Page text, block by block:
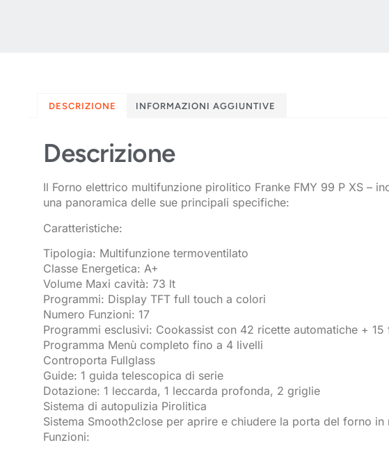
DESCRIZIONE INFORMAZIONI AGGIUNTIVE
Descrizione
Il Forno elettrico multifunzione pirolitico Franke FMY 99 P XS –
una panoramica delle sue principali specifiche:
Caratteristiche:
Tipologia: Multifunzione termoventilato
Classe Energetica: A+
Volume Maxi cavità: 73 lt
Programmi: Display TFT full touch a colori
Numero Funzioni: 17
Programmi esclusivi: Cookassist con 42 ricette automatiche + 15
Programma Menù completo fino a 4 livelli
Controporta Fullglass
Guide: 1 guida telescopica di serie
Dotazione: 1 leccarda, 1 leccarda profonda, 2 griglie
Sistema di autopulizia Pirolitica
Sistema Smooth2close per aprire e chiudere la porta del forno
Funzioni: